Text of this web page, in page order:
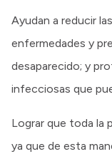
Ayudan a reducir
enfermedades y
desaparecido; y
infecciosas que
Lograr que toda la
ya que de esta